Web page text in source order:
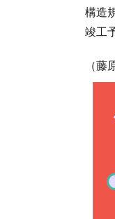
構
竣
（藤